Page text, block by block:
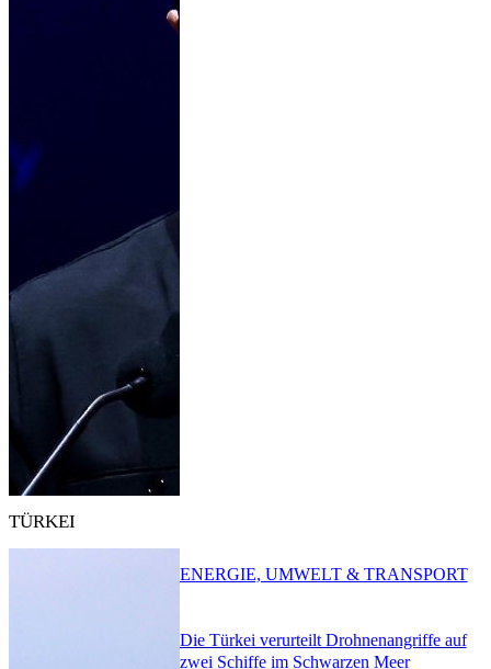
TÜRKEI
Die Türkei verurteilt Drohnenangriffe auf
zwei Schiffe im Schwarzen Meer
ENERGIE, UMWELT & TRANSPORT